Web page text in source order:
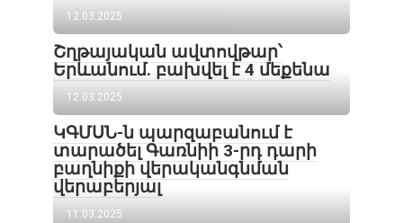
12.03.2025
Շղթայական ավտովթար՝
Երևանում. բախվել է 4 մեքենա
12.03.2025
ԿԳՄՍՆ-ն պարզաբանում է
տարածել Գառնիի 3-րդ դարի
բաղնիքի վերականգնման
վերաբերյալ
11.03.2025